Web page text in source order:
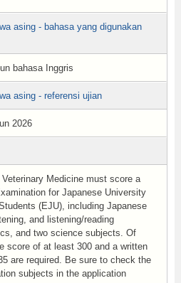
asing - bahasa yang digunakan
bahasa Inggris
asing - referensi ujian
2026
Medicine must score a
for Japanese University
(EJU), including Japanese
and listening/reading
and two science subjects. Of
score of at least 300 and a written
are required. Be sure to check the
subjects in the application